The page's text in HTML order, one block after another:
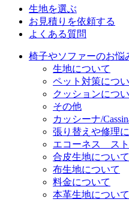
生地を選ぶ
お見積りを依頼する
よくある質問
椅子やソファーのお悩
生地について
ペット対策につ
クッションにつ
その他
カッシーナ/
張り替えや修理
エコーネス ス
合皮生地について
布生地について
料金について
本革生地について